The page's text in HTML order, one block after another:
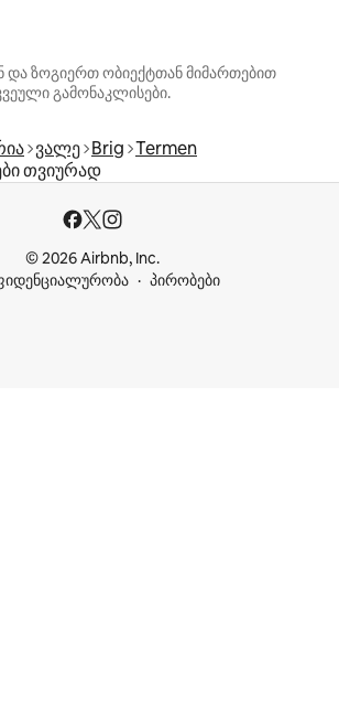
და ზოგიერთ ობიექტთან მიმართებით
გამონაკლისები.
ვალე Brig Termen
თვიურად
© 2026 Airbnb, Inc.
პირობები